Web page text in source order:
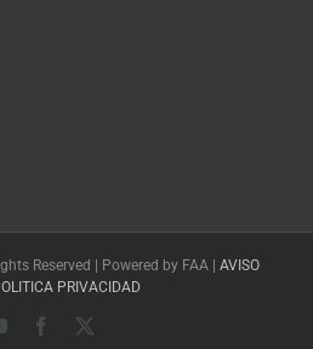
Reserved | Powered by FAA | AVISO
PRIVACIDAD
YouTubeFacebook